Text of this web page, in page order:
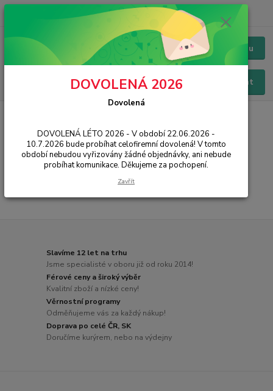
Menu
Hledat
Chat / Online podpora - 24/7
Nabíječky k chytrým hodinkám
Slavíme 12 let na trhu
Jsme specialisté v oboru již od roku 2014!
Férové ceny a široký výběr
Kvalitní zboží a nízké ceny!
Věrnostní programy
Odměňujeme vás za každý nákup!
Doprava po celé ČR, SK
Doručíme kurýrem, nebo na výdejny
DOVOLENÁ 2026
Dovolená
DOVOLENÁ LÉTO 2026 - V období 22.06.2026 -
10.7.2026 bude probíhat celofiremní dovolená! V tomto
období nebudou vyřizovány žádné objednávky, ani nebude
probíhat komunikace. Děkujeme za pochopení.
Zavřít